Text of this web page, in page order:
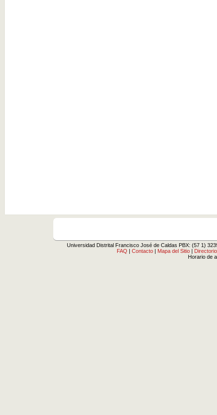
Universidad Distrital Francisco José de Caldas PBX: (57 1)
FAQ |Contacto | Mapa del Sitio |
Horario de